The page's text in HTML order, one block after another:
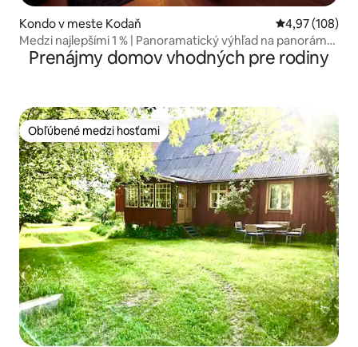
Kondo v meste Kodaň Priemerné
4,97 (108)
Medzi najlepšími 1 % | Panoramatický výhľad na panorámu
mesta v rozsahu 270° | 133 m² v centre mesta
Prenájmy domov vhodných pre rodiny
Obľúbené medzi hosťami
Obľúbené medzi hosťami